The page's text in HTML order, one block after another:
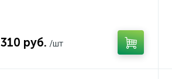
310 руб. /шт